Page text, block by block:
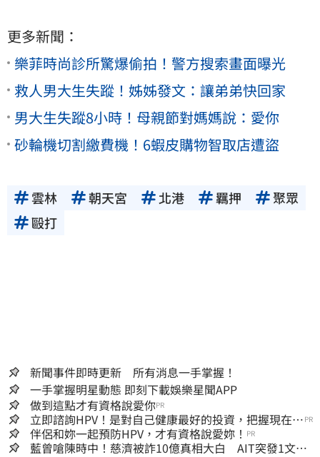
更多新聞：
樂菲時尚診所驚爆偷拍！警方搜索畫面曝光
救人男大生失蹤！姊姊發文：讓弟弟快回家
男大生失蹤8小時！母親節對媽媽說：愛你
砂輪機切割繳費機！6蝦皮購物智取店遭盜
雲林 朝天宮 北港 羈押
聚眾
毆打
新聞事件即時更新 所有消息一手掌握！
一手掌握明星動態 即刻下載娛樂星聞APP
做到這點才有資格說愛你PR
立即諮詢HPV！是對自己健康最好的投資，把握現在不
嫌晚！
PR
伴侶和妳一起預防HPV，才有資格說愛妳！ PR
藍曾嗆陳時中！慈濟被詐10億真相大白 AIT突發1文酸